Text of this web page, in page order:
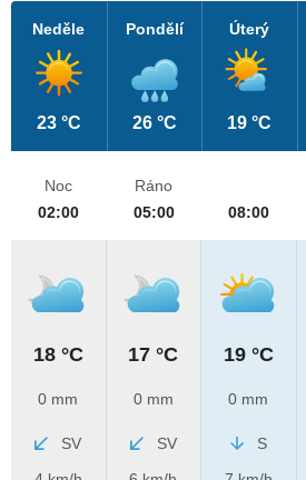
Neděle
23 °C
Pondělí
26 °C
Úterý
19 °C
Noc
02:00
18 °C
0 mm
SV
Ráno
05:00
17 °C
0 mm
SV
08:00
19 °C
0 mm
S